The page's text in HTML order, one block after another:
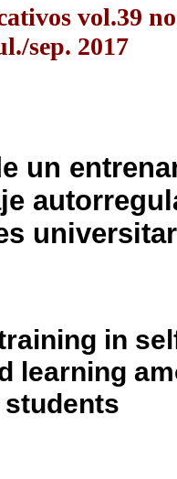
vol.39
sep. 2017
un
in
learning